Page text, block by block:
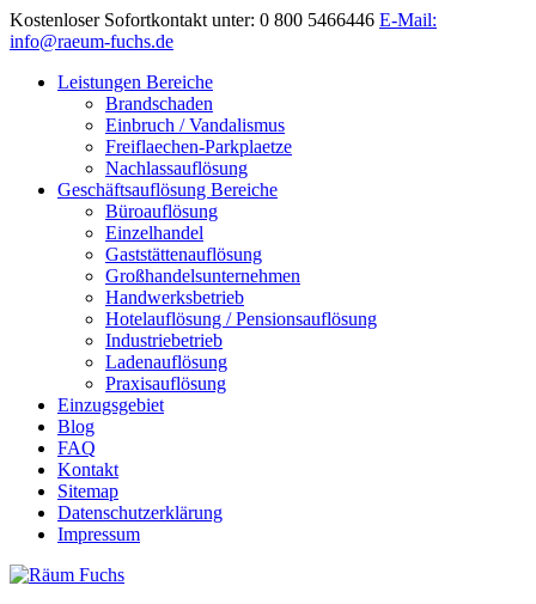
Kostenloser Sofortkontakt unter: 0 800 5466446 E-Mail:
info@raeum-fuchs.de
Leistungen Bereiche
Brandschaden
Einbruch / Vandalismus
Freiflaechen-Parkplaetze
Nachlassauflösung
Geschäftsauflösung Bereiche
Büroauflösung
Einzelhandel
Gaststättenauflösung
Großhandelsunternehmen
Handwerksbetrieb
Hotelauflösung / Pensionsauflösung
Industriebetrieb
Ladenauflösung
Praxisauflösung
Einzugsgebiet
Blog
FAQ
Kontakt
Sitemap
Datenschutzerklärung
Impressum